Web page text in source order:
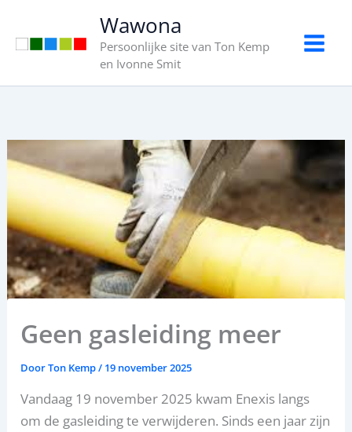
Wawona
Persoonlijke site van Ton Kemp
en Ivonne Smit
Geen gasleiding meer
DoorTon Kemp/ 19 november 2025
Vandaag 19 november 2025 kwam Enexis langs
om de gasleiding te verwijderen. Sinds een jaar zijn